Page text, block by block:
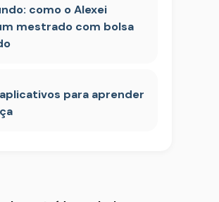
como o Alexei
mestrado com bolsa
para aprender